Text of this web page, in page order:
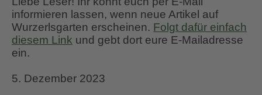
informieren lassen, wenn neue Artikel auf
Wurzerlsgarten erscheinen. Folgt dafür einfach
diesem Link und gebt dort eure E-Mailadresse
ein.
5. Dezember 2023